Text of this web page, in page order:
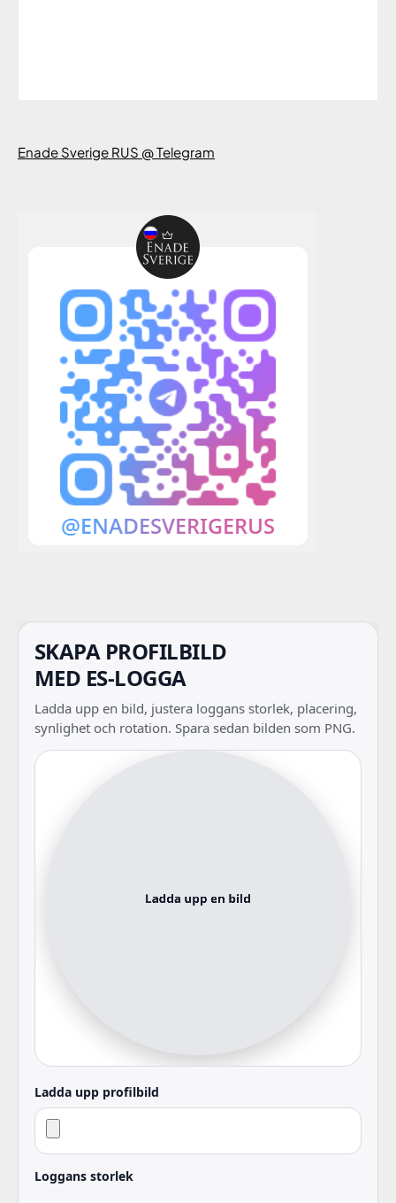
Enade Sverige RUS @ Telegram
SKAPA PROFILBILD
MED ES-LOGGA
Ladda upp en bild, justera loggans storlek, placering,
synlighet och rotation. Spara sedan bilden som PNG.
Ladda upp profilbild
Loggans storlek